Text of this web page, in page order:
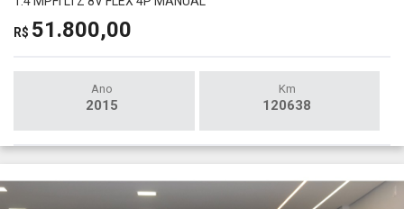
R$ 51.800,00
Ano
2015
Km
120638